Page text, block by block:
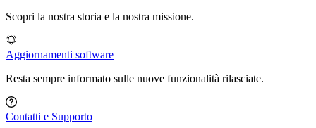
Scopri la nostra storia e la nostra missione.
Aggiornamenti software
Resta sempre informato sulle nuove funzionalità rilasciate.
Contatti e Supporto